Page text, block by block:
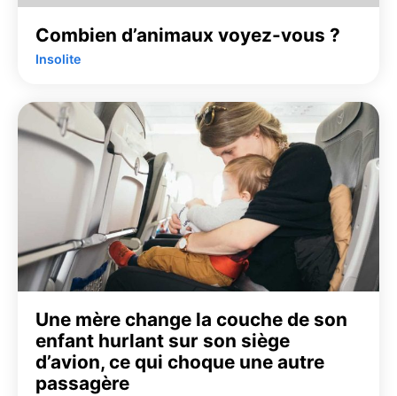
Combien d’animaux voyez-vous ?
Insolite
Une mère change la couche de son
enfant hurlant sur son siège
d’avion, ce qui choque une autre
passagère